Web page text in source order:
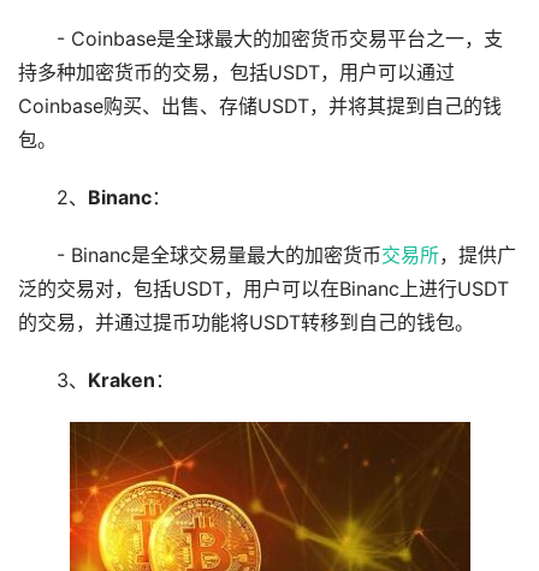
- Coinbase是全球最大的加密货币交易平台之一，支
持多种加密货币的交易，包括USDT，用户可以通过
Coinbase购买、出售、存储USDT，并将其提到自己的钱
包。
2、 Binanc：
- Binanc是全球交易量最大的加密货币交易所，提供广
泛的交易对，包括USDT，用户可以在Binanc上进行USDT
的交易，并通过提币功能将USDT转移到自己的钱包。
3、 Kraken ：